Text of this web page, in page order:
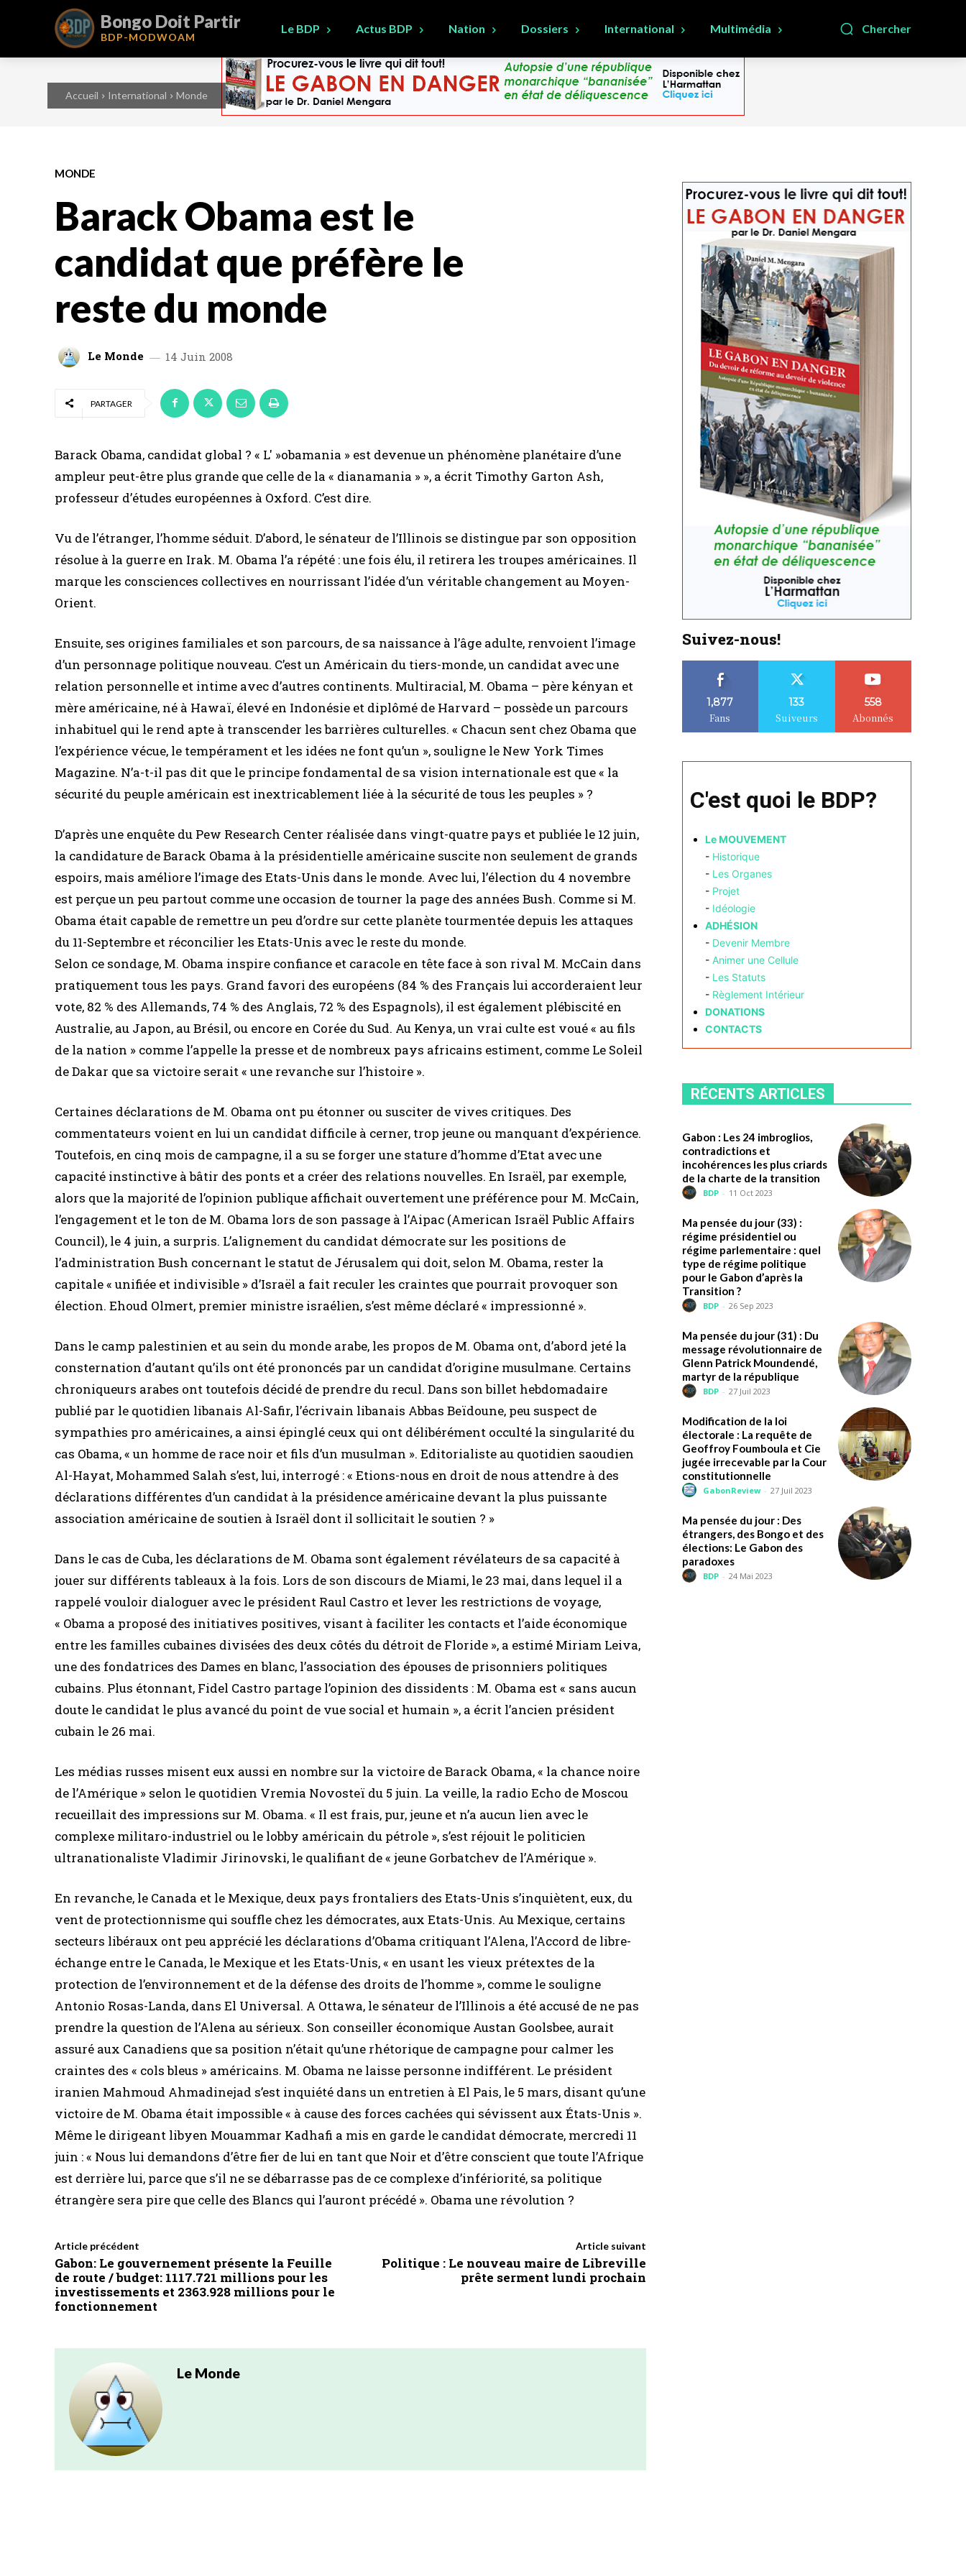
Bongo Doit Partir
BDP-MODWOAM
Chercher
Le BDP Actus BDP Nation Dossiers International Multimédia
Accueil International Monde
MONDE
Barack Obama est le
candidat que préfère le
reste du monde
Le Monde 14 Juin 2008
PARTAGER
Barack Obama, candidat global ? « L' »obamania » est devenue un phénomène planétaire d’une
ampleur peut-être plus grande que celle de la « dianamania » », a écrit Timothy Garton Ash,
professeur d’études européennes à Oxford. C’est dire.
Vu de l’étranger, l’homme séduit. D’abord, le sénateur de l’Illinois se distingue par son opposition
résolue à la guerre en Irak. M. Obama l’a répété : une fois élu, il retirera les troupes américaines. Il
marque les consciences collectives en nourrissant l’idée d’un véritable changement au Moyen-
Orient.
Ensuite, ses origines familiales et son parcours, de sa naissance à l’âge adulte, renvoient l’image
d’un personnage politique nouveau. C’est un Américain du tiers-monde, un candidat avec une
relation personnelle et intime avec d’autres continents. Multiracial, M. Obama – père kényan et
mère américaine, né à Hawaï, élevé en Indonésie et diplômé de Harvard – possède un parcours
inhabituel qui le rend apte à transcender les barrières culturelles. « Chacun sent chez Obama que
l’expérience vécue, le tempérament et les idées ne font qu’un », souligne le New York Times
Magazine. N’a-t-il pas dit que le principe fondamental de sa vision internationale est que « la
sécurité du peuple américain est inextricablement liée à la sécurité de tous les peuples » ?
D’après une enquête du Pew Research Center réalisée dans vingt-quatre pays et publiée le 12 juin,
la candidature de Barack Obama à la présidentielle américaine suscite non seulement de grands
espoirs, mais améliore l’image des Etats-Unis dans le monde. Avec lui, l’élection du 4 novembre
est perçue un peu partout comme une occasion de tourner la page des années Bush. Comme si M.
Obama était capable de remettre un peu d’ordre sur cette planète tourmentée depuis les attaques
du 11-Septembre et réconcilier les Etats-Unis avec le reste du monde.
Selon ce sondage, M. Obama inspire confiance et caracole en tête face à son rival M. McCain dans
pratiquement tous les pays. Grand favori des européens (84 % des Français lui accorderaient leur
vote, 82 % des Allemands, 74 % des Anglais, 72 % des Espagnols), il est également plébiscité en
Australie, au Japon, au Brésil, ou encore en Corée du Sud. Au Kenya, un vrai culte est voué « au fils
de la nation » comme l’appelle la presse et de nombreux pays africains estiment, comme Le Soleil
de Dakar que sa victoire serait « une revanche sur l’histoire ».
Certaines déclarations de M. Obama ont pu étonner ou susciter de vives critiques. Des
commentateurs voient en lui un candidat difficile à cerner, trop jeune ou manquant d’expérience.
Toutefois, en cinq mois de campagne, il a su se forger une stature d’homme d’Etat avec une
capacité instinctive à bâtir des ponts et a créer des relations nouvelles. En Israël, par exemple,
alors que la majorité de l’opinion publique affichait ouvertement une préférence pour M. McCain,
l’engagement et le ton de M. Obama lors de son passage à l’Aipac (American Israël Public Affairs
Council), le 4 juin, a surpris. L’alignement du candidat démocrate sur les positions de
l’administration Bush concernant le statut de Jérusalem qui doit, selon M. Obama, rester la
capitale « unifiée et indivisible » d’Israël a fait reculer les craintes que pourrait provoquer son
élection. Ehoud Olmert, premier ministre israélien, s’est même déclaré « impressionné ».
Dans le camp palestinien et au sein du monde arabe, les propos de M. Obama ont, d’abord jeté la
consternation d’autant qu’ils ont été prononcés par un candidat d’origine musulmane. Certains
chroniqueurs arabes ont toutefois décidé de prendre du recul. Dans son billet hebdomadaire
publié par le quotidien libanais Al-Safir, l’écrivain libanais Abbas Beïdoune, peu suspect de
sympathies pro américaines, a ainsi épinglé ceux qui ont délibérément occulté la singularité du
cas Obama, « un homme de race noir et fils d’un musulman ». Editorialiste au quotidien saoudien
Al-Hayat, Mohammed Salah s’est, lui, interrogé : « Etions-nous en droit de nous attendre à des
déclarations différentes d’un candidat à la présidence américaine devant la plus puissante
association américaine de soutien à Israël dont il sollicitait le soutien ? »
Dans le cas de Cuba, les déclarations de M. Obama sont également révélateurs de sa capacité à
jouer sur différents tableaux à la fois. Lors de son discours de Miami, le 23 mai, dans lequel il a
rappelé vouloir dialoguer avec le président Raul Castro et lever les restrictions de voyage,
« Obama a proposé des initiatives positives, visant à faciliter les contacts et l’aide économique
entre les familles cubaines divisées des deux côtés du détroit de Floride », a estimé Miriam Leiva,
une des fondatrices des Dames en blanc, l’association des épouses de prisonniers politiques
cubains. Plus étonnant, Fidel Castro partage l’opinion des dissidents : M. Obama est « sans aucun
doute le candidat le plus avancé du point de vue social et humain », a écrit l’ancien président
cubain le 26 mai.
Les médias russes misent eux aussi en nombre sur la victoire de Barack Obama, « la chance noire
de l’Amérique » selon le quotidien Vremia Novosteï du 5 juin. La veille, la radio Echo de Moscou
recueillait des impressions sur M. Obama. « Il est frais, pur, jeune et n’a aucun lien avec le
complexe militaro-industriel ou le lobby américain du pétrole », s’est réjouit le politicien
ultranationaliste Vladimir Jirinovski, le qualifiant de « jeune Gorbatchev de l’Amérique ».
En revanche, le Canada et le Mexique, deux pays frontaliers des Etats-Unis s’inquiètent, eux, du
vent de protectionnisme qui souffle chez les démocrates, aux Etats-Unis. Au Mexique, certains
secteurs libéraux ont peu apprécié les déclarations d’Obama critiquant l’Alena, l’Accord de libre-
échange entre le Canada, le Mexique et les Etats-Unis, « en usant les vieux prétextes de la
protection de l’environnement et de la défense des droits de l’homme », comme le souligne
Antonio Rosas-Landa, dans El Universal. A Ottawa, le sénateur de l’Illinois a été accusé de ne pas
prendre la question de l’Alena au sérieux. Son conseiller économique Austan Goolsbee, aurait
assuré aux Canadiens que sa position n’était qu’une rhétorique de campagne pour calmer les
craintes des « cols bleus » américains. M. Obama ne laisse personne indifférent. Le président
iranien Mahmoud Ahmadinejad s’est inquiété dans un entretien à El Pais, le 5 mars, disant qu’une
victoire de M. Obama était impossible « à cause des forces cachées qui sévissent aux États-Unis ».
Même le dirigeant libyen Mouammar Kadhafi a mis en garde le candidat démocrate, mercredi 11
juin : « Nous lui demandons d’être fier de lui en tant que Noir et d’être conscient que toute l’Afrique
est derrière lui, parce que s’il ne se débarrasse pas de ce complexe d’infériorité, sa politique
étrangère sera pire que celle des Blancs qui l’auront précédé ». Obama une révolution ?
Article précédent
Gabon: Le gouvernement présente la Feuille
de route / budget: 1117.721 millions pour les
investissements et 2363.928 millions pour le
fonctionnement
Article suivant
Politique : Le nouveau maire de Libreville
prête serment lundi prochain
Le Monde
Suivez-nous!
1,877
Fans
133
Suiveurs
558
Abonnés
C'est quoi le BDP?
Le MOUVEMENT
- Historique
- Les Organes
- Projet
- Idéologie
ADHÉSION
- Devenir Membre
- Animer une Cellule
- Les Statuts
- Règlement Intérieur
DONATIONS
CONTACTS
RÉCENTS ARTICLES
Gabon : Les 24 imbroglios,
contradictions et
incohérences les plus criards
de la charte de la transition
BDP - 11 Oct 2023
Ma pensée du jour (33) :
régime présidentiel ou
régime parlementaire : quel
type de régime politique
pour le Gabon d’après la
Transition ?
BDP - 26 Sep 2023
Ma pensée du jour (31) : Du
message révolutionnaire de
Glenn Patrick Moundendé,
martyr de la république
BDP - 27 Juil 2023
Modification de la loi
électorale : La requête de
Geoffroy Foumboula et Cie
jugée irrecevable par la Cour
constitutionnelle
GabonReview - 27 Juil 2023
Ma pensée du jour : Des
étrangers, des Bongo et des
élections: Le Gabon des
paradoxes
BDP - 24 Mai 2023